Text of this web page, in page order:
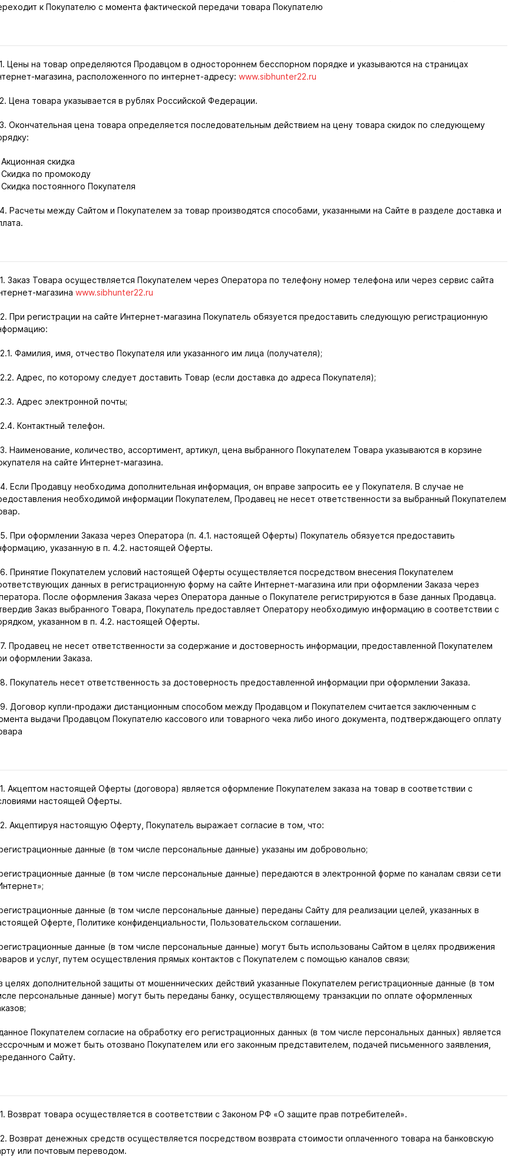
к Покупателю с момента фактической передачи товара Покупателю
Цены на товар определяются Продавцом в одностороннем бесспорном порядке и указываются на страницах
магазина, расположенного по интернет-адресу: www.sibhunter22.ru
Цена товара указывается в рублях Российской Федерации.
Окончательная цена товара определяется последовательным действием на цену товара скидок по следующему
Акционная скидка
Скидка по промокоду
Скидка постоянного Покупателя
Расчеты между Сайтом и Покупателем за товар производятся способами, указанными на Сайте в разделе доставка и
Заказ Товара осуществляется Покупателем через Оператора по телефону номер телефона или через сервис сайта
магазина www.sibhunter22.ru
При регистрации на сайте Интернет-магазина Покупатель обязуется предоставить следующую регистрационную
Фамилия, имя, отчество Покупателя или указанного им лица (получателя);
Адрес, по которому следует доставить Товар (если доставка до адреса Покупателя);
Адрес электронной почты;
Контактный телефон.
Наименование, количество, ассортимент, артикул, цена выбранного Покупателем Товара указываются в корзине
на сайте Интернет-магазина.
Если Продавцу необходима дополнительная информация, он вправе запросить ее у Покупателя. В случае не
необходимой информации Покупателем, Продавец не несет ответственности за выбранный Покупателем
При оформлении Заказа через Оператора (п. 4.1. настоящей Оферты) Покупатель обязуется предоставить
указанную в п. 4.2. настоящей Оферты.
Принятие Покупателем условий настоящей Оферты осуществляется посредством внесения Покупателем
данных в регистрационную форму на сайте Интернет-магазина или при оформлении Заказа через
После оформления Заказа через Оператора данные о Покупателе регистрируются в базе данных Продавца.
Заказ выбранного Товара, Покупатель предоставляет Оператору необходимую информацию в соответствии с
указанном в п. 4.2. настоящей Оферты.
Продавец не несет ответственности за содержание и достоверность информации, предоставленной Покупателем
оформлении Заказа.
Покупатель несет ответственность за достоверность предоставленной информации при оформлении Заказа.
Договор купли-продажи дистанционным способом между Продавцом и Покупателем считается заключенным с
выдачи Продавцом Покупателю кассового или товарного чека либо иного документа, подтверждающего оплату
Акцептом настоящей Оферты (договора) является оформление Покупателем заказа на товар в соответствии с
настоящей Оферты.
Акцептируя настоящую Оферту, Покупатель выражает согласие в том, что:
данные (в том числе персональные данные) указаны им добровольно;
данные (в том числе персональные данные) передаются в электронной форме по каналам связи сети
данные (в том числе персональные данные) переданы Сайту для реализации целей, указанных в
Оферте, Политике конфиденциальности, Пользовательском соглашении.
данные (в том числе персональные данные) могут быть использованы Сайтом в целях продвижения
и услуг, путем осуществления прямых контактов с Покупателем с помощью каналов связи;
целях дополнительной защиты от мошеннических действий указанные Покупателем регистрационные данные (в том
персональные данные) могут быть переданы банку, осуществляющему транзакции по оплате оформленных
Покупателем согласие на обработку его регистрационных данных (в том числе персональных данных) является
и может быть отозвано Покупателем или его законным представителем, подачей письменного заявления,
Сайту.
Возврат товара осуществляется в соответствии с Законом РФ «О защите прав потребителей».
Возврат денежных средств осуществляется посредством возврата стоимости оплаченного товара на банковскую
или почтовым переводом.